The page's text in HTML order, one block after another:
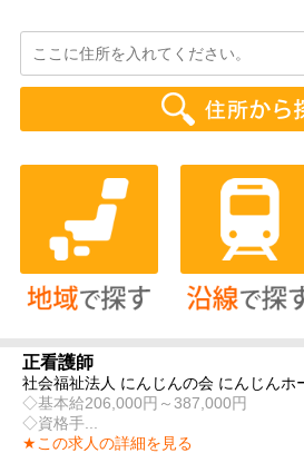
正看護師
社会福祉法人 にんじんの会 にんじんホ
◇基本給206,000円～387,000円
◇資格手...
★この求人の詳細を見る